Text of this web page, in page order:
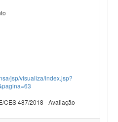
jsp/visualiza/index.jsp?
CES 487/2018 - Avaliação